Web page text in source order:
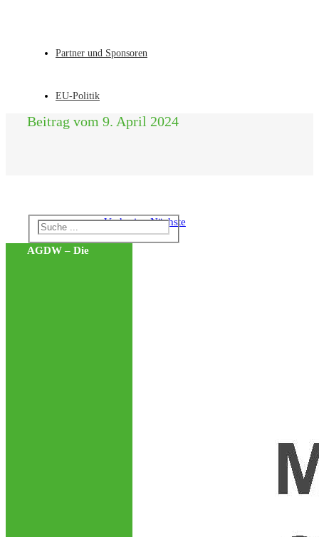
Partner und Sponsoren
EU-Politik
Beitrag vom 9. April 2024
Vorherige Nächste
AGDW – Die